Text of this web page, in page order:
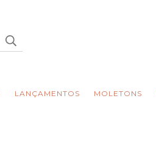
LANÇAMENTOS MOLETONS